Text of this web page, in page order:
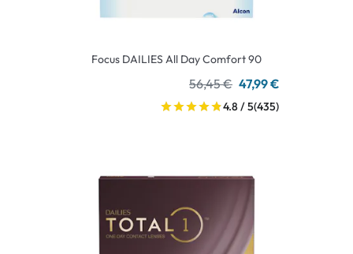
Focus DAILIES All Day Comfort 90
56,45 € 47,99 €
4.8 / 5(435)